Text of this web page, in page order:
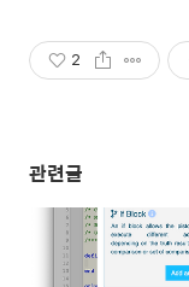
2
관련글